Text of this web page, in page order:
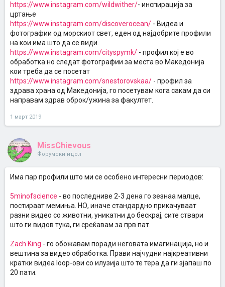
https://www.instagram.com/wildwither/- инспирација за
цртање
https://www.instagram.com/discoverocean/ - Видеа и
фотографии од морскиот свет, еден од најдобрите профили
на кои има што да се види.
https://www.instagram.com/cityspymk/ - профил кој е во
обработка но следат фотографии за места во Македонија
кои треба да се посетат
https://www.instagram.com/snestorovskaa/ - профил за
здрава храна од Македонија, го посетувам кога сакам да си
направам здрав оброк/ужина за факултет.
1 март 2019
MissChievous
Форумски идол
Има пар профили што ми се особено интересни периодов:
5minofscience - во последниве 2-3 дена го зезнаа малце,
постираат мемиња. НО, иначе стандардно прикачуваат
разни видео со животни, уникатни до бескрај, сите ствари
што ги видов тука, ги среќавам за прв пат.
Zach King - го обожавам поради неговата имагинација, но и
вештина за видео обработка. Прави најчудни најкреативни
кратки видеа loop-ови со илузија што те тера да ги зјапаш по
20 пати.